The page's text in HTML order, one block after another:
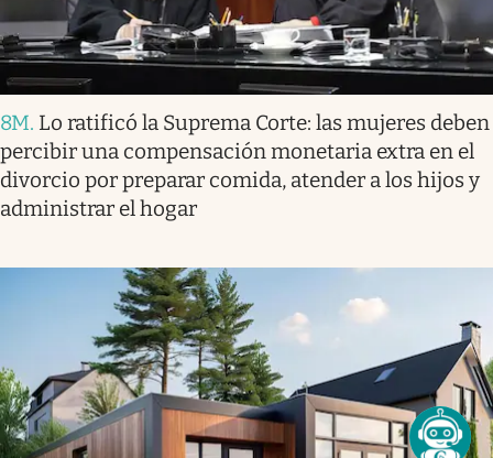
8M. Lo ratificó la Suprema Corte: las mujeres deben
percibir una compensación monetaria extra en el
divorcio por preparar comida, atender a los hijos y
administrar el hogar